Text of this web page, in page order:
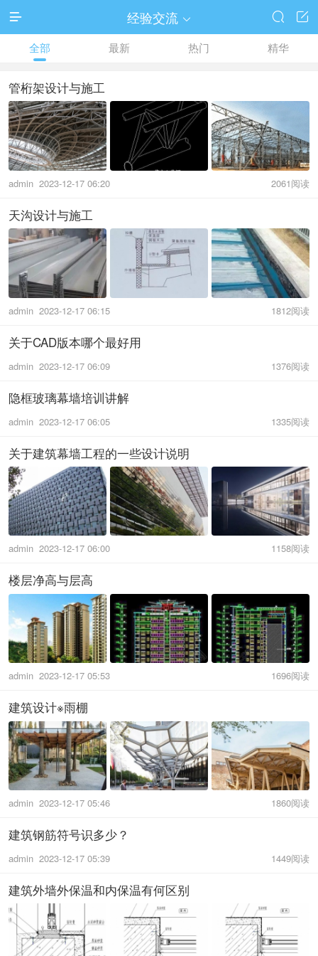
 经验交流  

全部 最新 热门 精华
管桁架设计与施工
2061阅读
admin 2023-12-17 06:20
天沟设计与施工
1812阅读
admin 2023-12-17 06:15
关于CAD版本哪个最好用
1376阅读
admin 2023-12-17 06:09
隐框玻璃幕墙培训讲解
1335阅读
admin 2023-12-17 06:05
关于建筑幕墙工程的一些设计说明
1158阅读
admin 2023-12-17 06:00
楼层净高与层高
1696阅读
admin 2023-12-17 05:53
建筑设计※雨棚
1860阅读
admin 2023-12-17 05:46
建筑钢筋符号识多少？
1449阅读
admin 2023-12-17 05:39
建筑外墙外保温和内保温有何区别